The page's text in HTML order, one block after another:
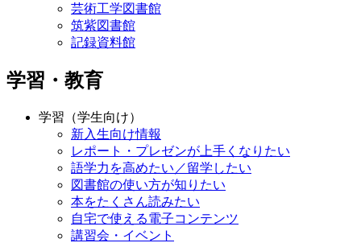
芸術工学図書館
筑紫図書館
記録資料館
学習・教育
学習（学生向け）
新入生向け情報
レポート・プレゼンが上手くなりたい
語学力を高めたい／留学したい
図書館の使い方が知りたい
本をたくさん読みたい
自宅で使える電子コンテンツ
講習会・イベント